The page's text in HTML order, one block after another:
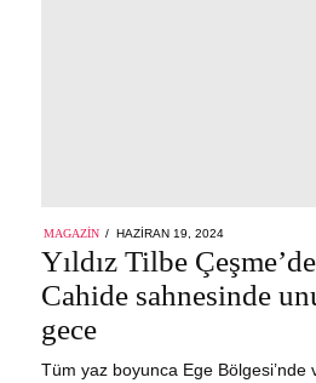
MAGAZIN
POSTED
ON
HAZIRAN 19, 2024
Yıldız Tilbe
Cahide sahnesinde
gece
Tüm yaz boyunca Ege Bölgesi’nde